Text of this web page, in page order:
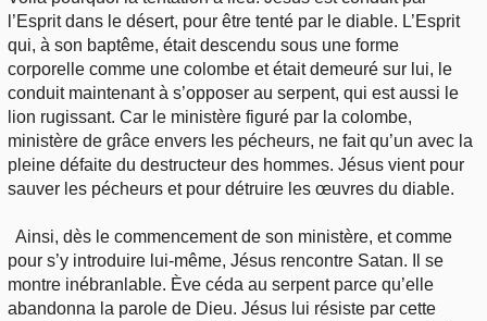
l’Esprit dans le désert, pour être tenté par le diable. L’Esprit
qui, à son baptême, était descendu sous une forme
corporelle comme une colombe et était demeuré sur lui, le
conduit maintenant à s’opposer au serpent, qui est aussi le
lion rugissant. Car le ministère figuré par la colombe,
ministère de grâce envers les pécheurs, ne fait qu’un avec la
pleine défaite du destructeur des hommes. Jésus vient pour
sauver les pécheurs et pour détruire les œuvres du diable.
Ainsi, dès le commencement de son ministère, et comme
pour s’y introduire lui-même, Jésus rencontre Satan. Il se
montre inébranlable. Ève céda au serpent parce qu’elle
abandonna la parole de Dieu. Jésus lui résiste par cette